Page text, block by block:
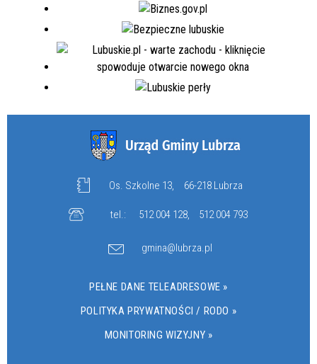
Os. Szkolne 13, 66-218 Lubrza
tel.: 512 004 128, 512 004 793
gmina@lubrza.pl
PEŁNE DANE TELEADRESOWE »
POLITYKA PRYWATNOŚCI / RODO »
MONITORING WIZYJNY »